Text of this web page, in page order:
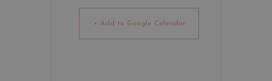
+ Add to Google Calendar